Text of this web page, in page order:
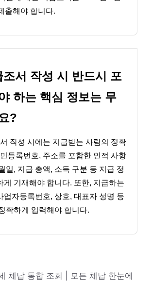
출해야 합니다.
조서 작성 시 반드시 포
하는 핵심 정보는 무
?
작성 시에는 지급받는 사람의 정확
등록번호, 주소를 포함한 인적 사항
일, 지급 총액, 소득 구분 등 지급 정
게 기재해야 합니다. 또한, 지급하는
업자등록번호, 상호, 대표자 성명 등
확하게 입력해야 합니다.
체납 통합 조회 | 모든 체납 한눈에